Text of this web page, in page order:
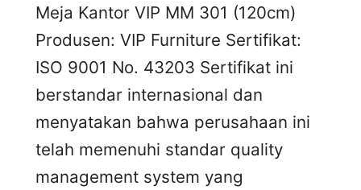
Meja Kantor VIP MM 301 (120cm)
Produsen: VIP Furniture Sertifikat:
ISO 9001 No. 43203 Sertifikat ini
berstandar internasional dan
menyatakan bahwa perusahaan ini
telah memenuhi standar quality
management system yang